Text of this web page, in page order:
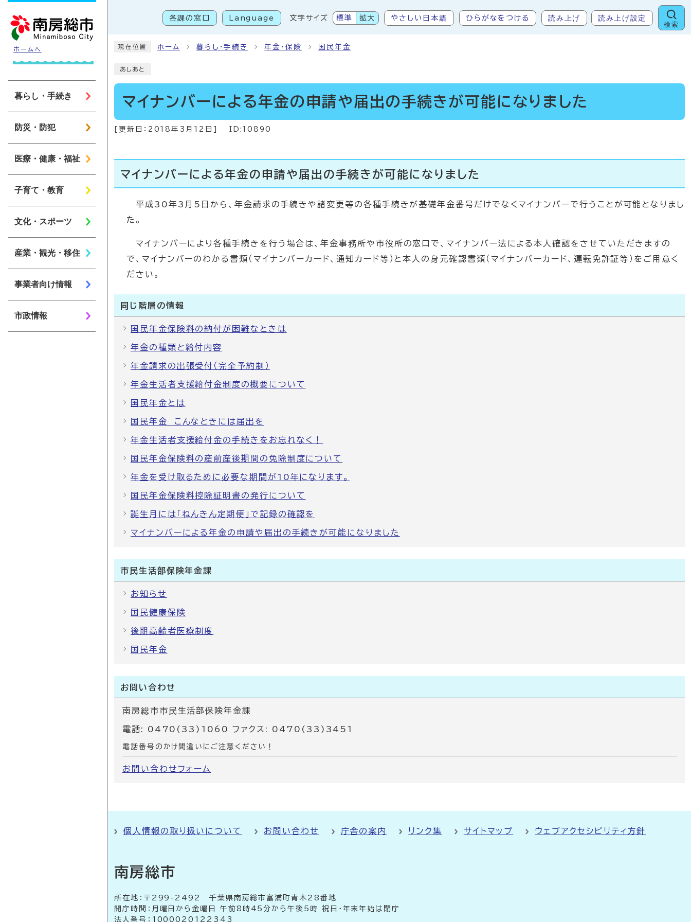
各課の窓口 Language 文字サイズ 標準 拡大 やさしい日本語 ひらがなをつける 読み上げ 読み上げ設定
検索
ホームへ
暮らし・手続き
防災・防犯
医療・健康・福祉
子育て・教育
文化・スポーツ
産業・観光・移住
事業者向け情報
市政情報
現在位置 ホーム 暮らし・手続き 年金・保険 国民年金
あしあと
マイナンバーによる年金の申請や届出の手続きが可能になりました
[更新日： 2018年3月12日 ID:10890
マイナンバーによる年金の申請や届出の手続きが可能になりました
平成30年3月5日から、年金請求の手続きや諸変更等の各種手続きが基礎年金番号だけでなくマイナンバーで行うことが可能となりまし
た。
マイナンバーにより各種手続きを行う場合は、年金事務所や市役所の窓口で、マイナンバー法による本人確認をさせていただきますの
で、マイナンバーのわかる書類（マイナンバーカード、通知カード等）と本人の身元確認書類（マイナンバーカード、運転免許証等）をご用意く
ださい。
同じ階層の情報
国民年金保険料の納付が困難なときは
年金の種類と給付内容
年金請求の出張受付（完全予約制）
年金生活者支援給付金制度の概要について
国民年金とは
国民年金 こんなときには届出を
年金生活者支援給付金の手続きをお忘れなく！
国民年金保険料の産前産後期間の免除制度について
年金を受け取るために必要な期間が10年になります。
国民年金保険料控除証明書の発行について
誕生月には「ねんきん定期便」で記録の確認を
マイナンバーによる年金の申請や届出の手続きが可能になりました
市民生活部保険年金課
お知らせ
国民健康保険
後期高齢者医療制度
国民年金
お問い合わせ
南房総市市民生活部保険年金課
電話: 0470(33)1060 ファクス: 0470(33)3451
電話番号のかけ間違いにご注意ください！
お問い合わせフォーム
個人情報の取り扱いについて お問い合わせ 庁舎の案内 リンク集 サイトマップ ウェブアクセシビリティ方針
南房総市
所在地：〒299-2492 千葉県南房総市富浦町青木28番地
開庁時間：月曜日から金曜日 午前8時45分から午後5時 祝日・年末年始は閉庁
法人番号：1000020122343